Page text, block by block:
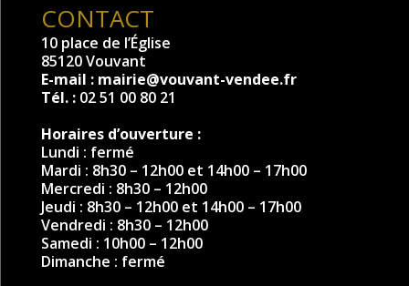
CONTACT
10 place de l’Église
85120 Vouvant
E-mail : mairie@vouvant-vendee.fr
Tél. : 02 51 00 80 21
Horaires d’ouverture :
Lundi : fermé
Mardi : 8h30 – 12h00 et 14h00 – 17h00
Mercredi : 8h30 – 12h00
Jeudi : 8h30 – 12h00 et 14h00 – 17h00
Vendredi : 8h30 – 12h00
Samedi : 10h00 – 12h00
Dimanche : fermé